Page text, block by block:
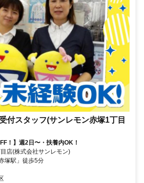
付スタッフ(サンレモン赤塚1丁目
！】週2日〜・扶養内OK！
店(株式会社サンレモン)
塚駅」徒歩5分